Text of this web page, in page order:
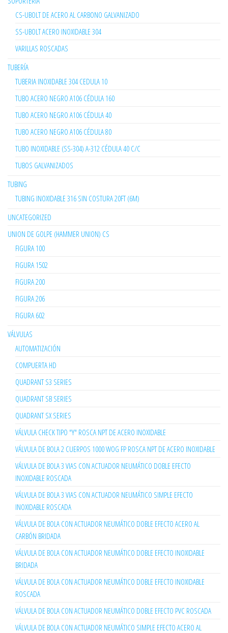
CS-UBOLT DE ACERO AL CARBONO GALVANIZADO
SS-UBOLT ACERO INOXIDABLE 304
VARILLAS ROSCADAS
TUBERÍA
TUBERIA INOXIDABLE 304 CEDULA 10
TUBO ACERO NEGRO A106 CÉDULA 160
TUBO ACERO NEGRO A106 CÉDULA 40
TUBO ACERO NEGRO A106 CÉDULA 80
TUBO INOXIDABLE (SS-304) A-312 CÉDULA 40 C/C
TUBOS GALVANIZADOS
TUBING
TUBING INOXIDABLE 316 SIN COSTURA 20FT (6M)
UNCATEGORIZED
UNION DE GOLPE (HAMMER UNION) CS
FIGURA 100
FIGURA 1502
FIGURA 200
FIGURA 206
FIGURA 602
VÁLVULAS
AUTOMATIZACIÓN
COMPUERTA HD
QUADRANT S3 SERIES
QUADRANT SB SERIES
QUADRANT SX SERIES
VÁLVULA CHECK TIPO "Y" ROSCA NPT DE ACERO INOXIDABLE
VÁLVULA DE BOLA 2 CUERPOS 1000 WOG FP ROSCA NPT DE ACERO INOXIDABLE
VÁLVULA DE BOLA 3 VIAS CON ACTUADOR NEUMÁTICO DOBLE EFECTO
INOXIDABLE ROSCADA
VÁLVULA DE BOLA 3 VIAS CON ACTUADOR NEUMÁTICO SIMPLE EFECTO
INOXIDABLE ROSCADA
VÁLVULA DE BOLA CON ACTUADOR NEUMÁTICO DOBLE EFECTO ACERO AL
CARBÓN BRIDADA
VÁLVULA DE BOLA CON ACTUADOR NEUMÁTICO DOBLE EFECTO INOXIDABLE
BRIDADA
VÁLVULA DE BOLA CON ACTUADOR NEUMÁTICO DOBLE EFECTO INOXIDABLE
ROSCADA
VÁLVULA DE BOLA CON ACTUADOR NEUMÁTICO DOBLE EFECTO PVC ROSCADA
VÁLVULA DE BOLA CON ACTUADOR NEUMÁTICO SIMPLE EFECTO ACERO AL